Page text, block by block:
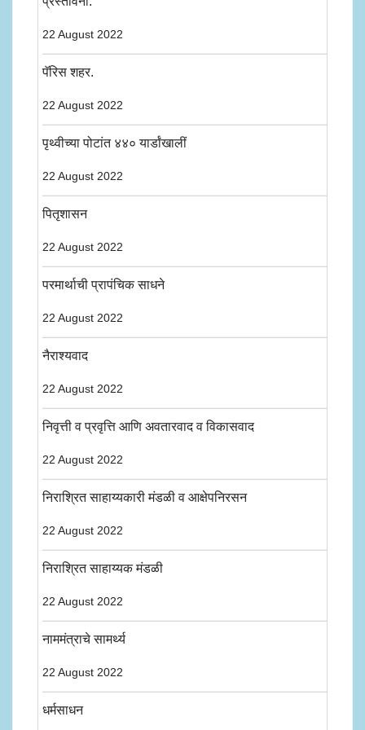
22 August 2022
पॅरिस शहर.
22 August 2022
पृथ्वीच्या पोटांत ४४० यार्डांखालीं
22 August 2022
पितृशासन
22 August 2022
परमार्थाची प्रापंचिक साधने
22 August 2022
नैराश्यवाद
22 August 2022
निवृत्ती व प्रवृत्ति आणि अवतारवाद व विकासवाद
22 August 2022
निराश्रित साहाय्यकारी मंडळी व आक्षेपनिरसन
22 August 2022
निराश्रित साहाय्यक मंडळी
22 August 2022
नाममंत्राचे सामर्थ्य
22 August 2022
धर्मसाधन